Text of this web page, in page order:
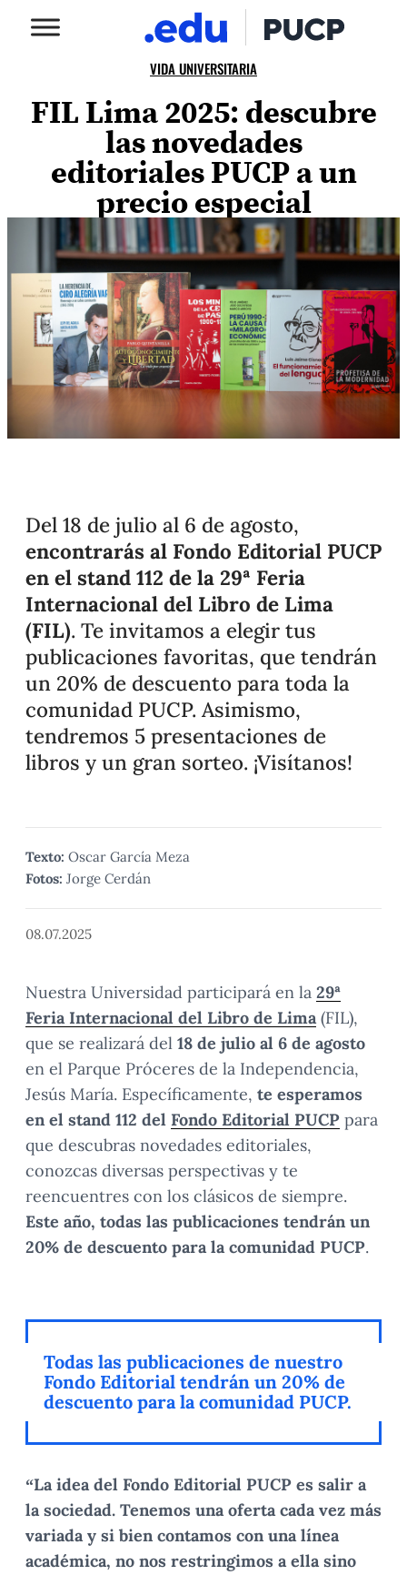
VIDA UNIVERSITARIA
FIL Lima 2025: descubre
las novedades
editoriales PUCP a un
precio especial
Del 18 de julio al 6 de agosto,
encontrarás al Fondo Editorial PUCP
en el stand 112 de la 29ª Feria
Internacional del Libro de Lima
(FIL). Te invitamos a elegir tus
publicaciones favoritas, que tendrán
un 20% de descuento para toda la
comunidad PUCP. Asimismo,
tendremos 5 presentaciones de
libros y un gran sorteo. ¡Visítanos!
Texto: Oscar García Meza
Fotos: Jorge Cerdán
08.07.2025
Nuestra Universidad participará en la 29ª
Feria Internacional del Libro de Lima(FIL),
que se realizará del 18 de julio al 6 de agosto
en el Parque Próceres de la Independencia,
Jesús María. Específicamente, te esperamos
en el stand 112 del Fondo Editorial PUCP para
que descubras novedades editoriales,
conozcas diversas perspectivas y te
reencuentres con los clásicos de siempre.
Este año, todas las publicaciones tendrán un
20% de descuento para la comunidad PUCP.
Todas las publicaciones de nuestro
Fondo Editorial tendrán un 20% de
descuento para la comunidad PUCP.
“La idea del Fondo Editorial PUCP es salir a
la sociedad. Tenemos una oferta cada vez más
variada y si bien contamos con una línea
académica, no nos restringimos a ella sino